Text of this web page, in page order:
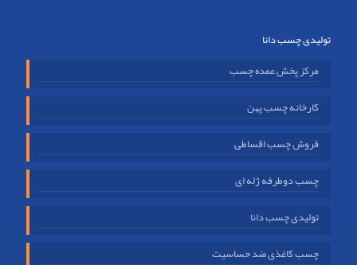
تولیدی چسب دانا
مرکز پخش عمده چسب
کارخانه چسب پهن
فروش چسب اقساطی
چسب دوطرفه ژله ای
تولیدی چسب دانا
چسب کاغذی ضد حساسیت